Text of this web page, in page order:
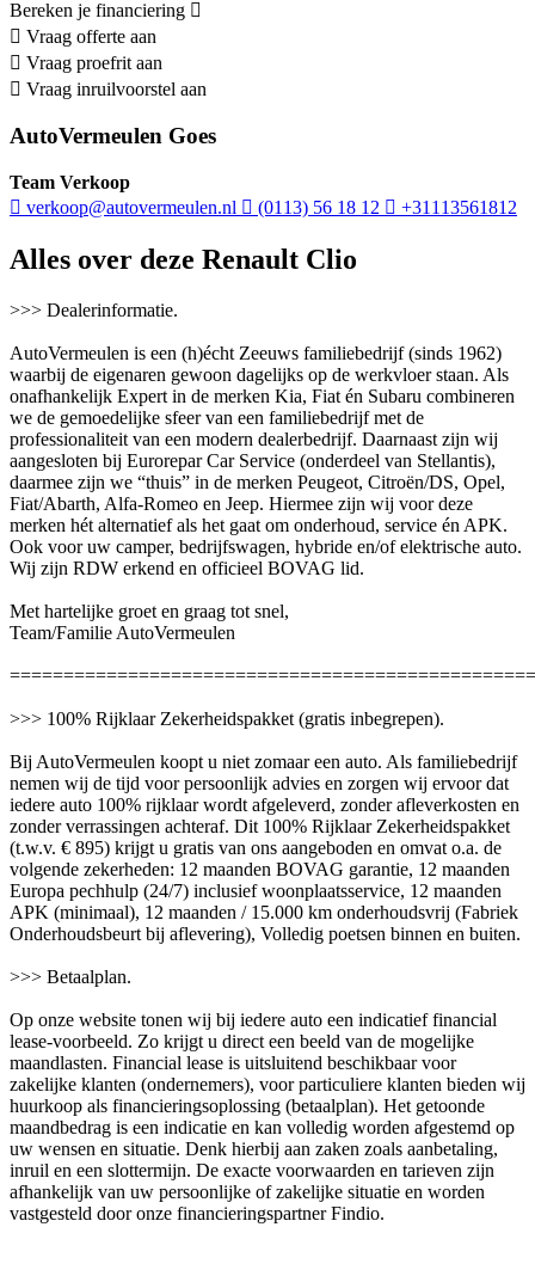
Bereken je financiering
Vraag offerte aan
Vraag proefrit aan
Vraag inruilvoorstel aan
AutoVermeulen Goes
Team Verkoop
verkoop@autovermeulen.nl
(0113) 56 18 12 +31113561812
Alles over deze Renault Clio
>>> Dealerinformatie.
AutoVermeulen is een (h)écht Zeeuws familiebedrijf (sinds 1962)
waarbij de eigenaren gewoon dagelijks op de werkvloer staan. Als
onafhankelijk Expert in de merken Kia, Fiat én Subaru combineren
we de gemoedelijke sfeer van een familiebedrijf met de
professionaliteit van een modern dealerbedrijf. Daarnaast zijn wij
aangesloten bij Eurorepar Car Service (onderdeel van Stellantis),
daarmee zijn we “thuis” in de merken Peugeot, Citroën/DS, Opel,
Fiat/Abarth, Alfa-Romeo en Jeep. Hiermee zijn wij voor deze
merken hét alternatief als het gaat om onderhoud, service én APK.
Ook voor uw camper, bedrijfswagen, hybride en/of elektrische auto.
Wij zijn RDW erkend en officieel BOVAG lid.
Met hartelijke groet en graag tot snel,
Team/Familie AutoVermeulen
>>> 100% Rijklaar Zekerheidspakket (gratis inbegrepen).
Bij AutoVermeulen koopt u niet zomaar een auto. Als familiebedrijf
nemen wij de tijd voor persoonlijk advies en zorgen wij ervoor dat
iedere auto 100% rijklaar wordt afgeleverd, zonder afleverkosten en
zonder verrassingen achteraf. Dit 100% Rijklaar Zekerheidspakket
(t.w.v. € 895) krijgt u gratis van ons aangeboden en omvat o.a. de
volgende zekerheden: 12 maanden BOVAG garantie, 12 maanden
Europa pechhulp (24/7) inclusief woonplaatsservice, 12 maanden
APK (minimaal), 12 maanden / 15.000 km onderhoudsvrij (Fabriek
Onderhoudsbeurt bij aflevering), Volledig poetsen binnen en buiten.
>>> Betaalplan.
Op onze website tonen wij bij iedere auto een indicatief financial
lease-voorbeeld. Zo krijgt u direct een beeld van de mogelijke
maandlasten. Financial lease is uitsluitend beschikbaar voor
zakelijke klanten (ondernemers), voor particuliere klanten bieden wij
huurkoop als financieringsoplossing (betaalplan). Het getoonde
maandbedrag is een indicatie en kan volledig worden afgestemd op
uw wensen en situatie. Denk hierbij aan zaken zoals aanbetaling,
inruil en een slottermijn. De exacte voorwaarden en tarieven zijn
afhankelijk van uw persoonlijke of zakelijke situatie en worden
vastgesteld door onze financieringspartner Findio.